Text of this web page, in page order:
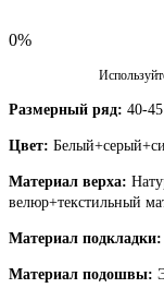
0%
Размерный ряд: 40-45
Цвет:
Материал верха:
велюр+текстильный
Материал подкладки:
Материал подошвы: